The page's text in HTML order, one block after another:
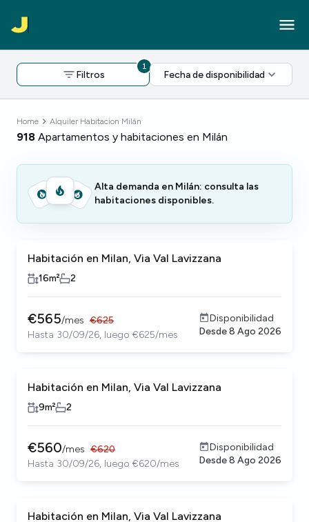
Filtros
1
Fecha de disponibilidad
Home Alquiler Habitacion Milán
918 Apartamentos y habitaciones en Milán
Alta demanda en Milán: consulta las
habitaciones disponibles.
Habitación en Milan, Via Val Lavizzana
16m² 2
€565/mes €625
Hasta 30/09/26, luego €625/mes
Disponibilidad
Desde8 Ago 2026
Habitación en Milan, Via Val Lavizzana
9m² 2
€560/mes €620
Hasta 30/09/26, luego €620/mes
Disponibilidad
Desde8 Ago 2026
Habitación en Milan, Via Val Lavizzana